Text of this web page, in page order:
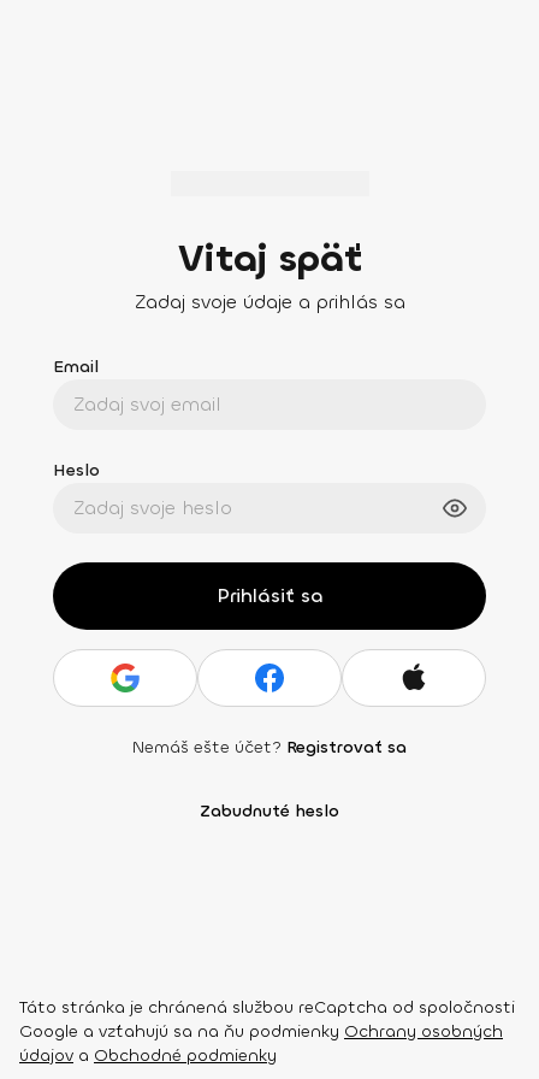
Vitaj späť
Zadaj svoje údaje a prihlás sa
Email
Heslo
Prihlásiť sa
Nemáš ešte účet? Registrovať sa
Zabudnuté heslo
Táto stránka je chránená službou reCaptcha od spoločnosti
Google a vzťahujú sa na ňu podmienky Ochrany osobných
údajov a Obchodné podmienky